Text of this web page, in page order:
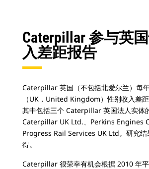
Caterpillar 参与英
入差距报告
Caterpillar 英国（不包括北爱尔兰）每
（UK，United Kingdom）性别收入差
其中包括三个 Caterpillar 英国法人实体
Caterpillar UK Ltd.、Perkins Engines
Progress Rail Services UK Ltd。研究结
得。
Caterpillar 很荣幸有机会根据 2010 年